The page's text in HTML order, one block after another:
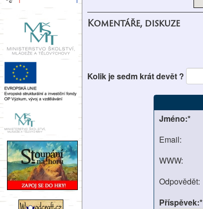
Komentáře, diskuze
Kolik je sedm krát devět ?
Jméno:*
Email:
WWW:
Odpovědět:
Příspěvek:*